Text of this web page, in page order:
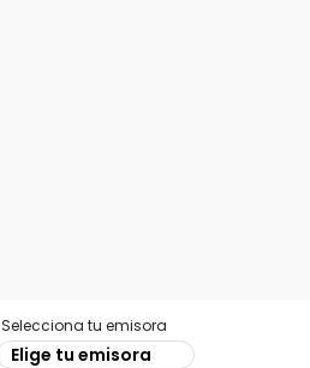
Selecciona tu emisora
Elige tu emisora